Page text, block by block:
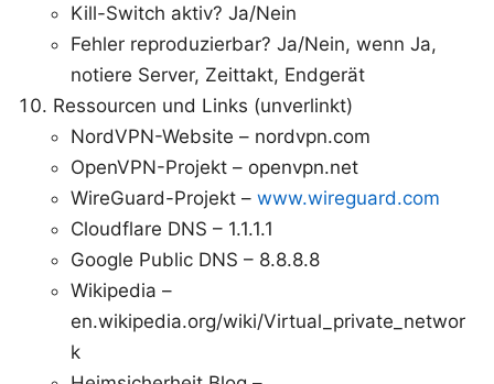
Kill-Switch aktiv? Ja/Nein
Fehler reproduzierbar? Ja/Nein, wenn Ja,
notiere Server, Zeittakt, Endgerät
Ressourcen und Links (unverlinkt)
NordVPN-Website – nordvpn.com
OpenVPN-Projekt – openvpn.net
WireGuard-Projekt – www.wireguard.com
Cloudflare DNS – 1.1.1.1
Google Public DNS – 8.8.8.8
Wikipedia –
en.wikipedia.org/wiki/Virtual_private_networ
k